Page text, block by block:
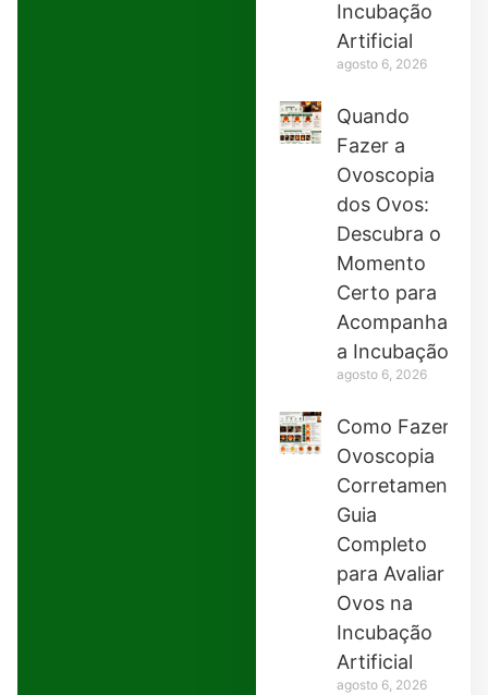
Incubação
Artificial
agosto 6, 2026
Quando
Fazer a
Ovoscopia
dos Ovos:
Descubra o
Momento
Certo para
Acompanhar
a Incubação
agosto 6, 2026
Como Fazer
Ovoscopia
Corretamente:
Guia
Completo
para Avaliar
Ovos na
Incubação
Artificial
agosto 6, 2026